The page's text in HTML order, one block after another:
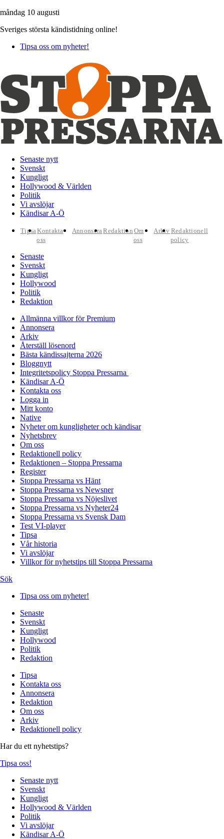
måndag 10 augusti
Sveriges största kändistidning online!
Tipsa oss om nyheter!
Senaste nytt
Svenskt
Kungligt
Hollywood & Världen
Politik
Vi avslöjar
Kändisar A-Ö
TipsaKontakta
oss
AnnonseraRedaktion Om
oss
Arkiv Redaktionell
policy
Senaste
Svenskt
Kungligt
Hollywood
Politik
Redaktion
Allmänna villkor för Premium
Annonsera
Arkiv
Återställ lösenord
Bästa kändissajterna 2026
Bloggnytt
Integritetspolicy Stoppa Pressarna
Kändisar A-Ö
Kontakta oss
Logga in
Mitt konto
Native
Nyheter om kungligheter och kändisar
Nyhetsbrev
Om oss
Redaktionell policy
Redaktionen – Stoppa Pressarna
Register
Stoppa Pressarna vs Hänt
Stoppa Pressarna vs Newsner
Stoppa Pressarna vs Nöjeslivet
Stoppa Pressarna vs Nyheter24
Stoppa Pressarna vs Svensk Dam
Test VI-player
Tipsa
Vår historia
Vi avslöjar
Villkor för nyhetstips till Stoppa Pressarna
Sök
Tipsa oss om nyheter!
Senaste
Svenskt
Kungligt
Hollywood
Politik
Redaktion
Tipsa
Kontakta oss
Annonsera
Redaktion
Om oss
Arkiv
Redaktionell policy
Har du ett nyhetstips?
Tipsa oss!
Senaste nytt
Svenskt
Kungligt
Hollywood & Världen
Politik
Vi avslöjar
Kändisar A-Ö